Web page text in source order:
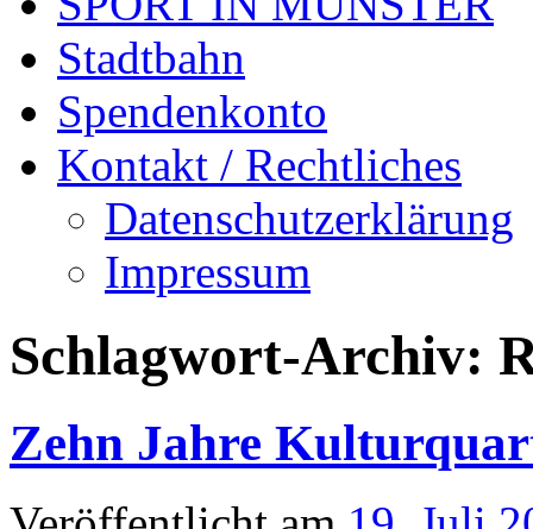
Stadtbahn
Spendenkonto
Kontakt / Rechtliches
Datenschutzerklärung
Impressum
Schlagwort-Archiv:
Zehn Jahre